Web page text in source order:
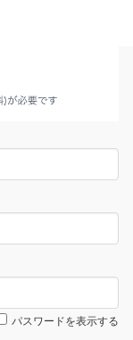
パスワードを表示する